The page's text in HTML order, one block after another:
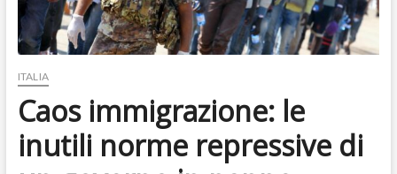
ITALIA
Caos immigrazione: le
inutili norme repressive di